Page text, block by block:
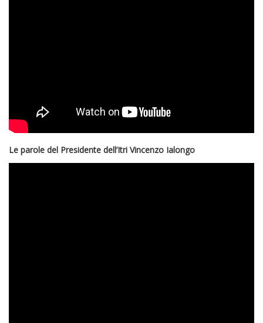
Le parole del Presidente dell’Itri Vincenzo Ialongo